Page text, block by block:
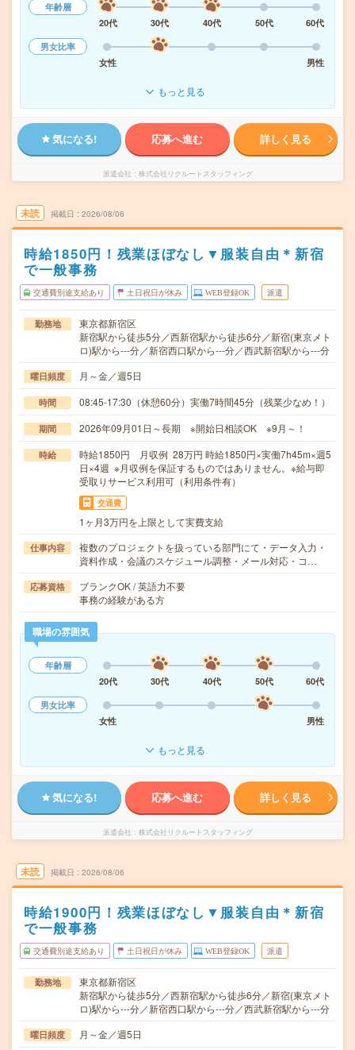
年齢層
20代
30代 40代 50代
60代
男女比率
女性
男性
もっと見る
気になる! 応募へ進む 詳しく見る
派遣会社 株式会社リクルートスタッフィング
未読 掲載日 2026/08/06
時給1850円！残業ほぼなし▼服装自由＊新宿
で一般事務
交通費別途支給あり 土日祝日が休み WEB登録OK 派遣
勤務地
東京都新宿区
新宿駅から徒歩5分／西新宿駅から徒歩6分／新宿(東京メト
ロ)駅から---分／新宿西口駅から---分／西武新宿駅から---分
曜日頻度 月～金／週5日
時間 08:45-17:30（休憩60分）実働7時間45分（残業少なめ！）
期間 2026年09月01日～長期 ※開始日相談OK ※9月～！
時給
時給1850円 月収例 28万円 時給1850円×実働7h45m×週5
日×4週 ※月収例を保証するものではありません。※給与即
受取りサービス利用可（利用条件有）
交通費
1ヶ月3万円を上限として実費支給
仕事内容
複数のプロジェクトを扱っている部門にて・データ入力・
資料作成・会議のスケジュール調整・メール対応・コ…
応募資格
ブランクOK / 英語力不要
事務の経験がある方
職場の雰囲気
年齢層
20代
30代 40代 50代
60代
男女比率
女性
男性
もっと見る
気になる! 応募へ進む 詳しく見る
派遣会社 株式会社リクルートスタッフィング
未読 掲載日 2026/08/06
時給1900円！残業ほぼなし▼服装自由＊新宿
で一般事務
交通費別途支給あり 土日祝日が休み WEB登録OK 派遣
勤務地
東京都新宿区
新宿駅から徒歩5分／西新宿駅から徒歩6分／新宿(東京メト
ロ)駅から---分／新宿西口駅から---分／西武新宿駅から---分
曜日頻度 月～金／週5日